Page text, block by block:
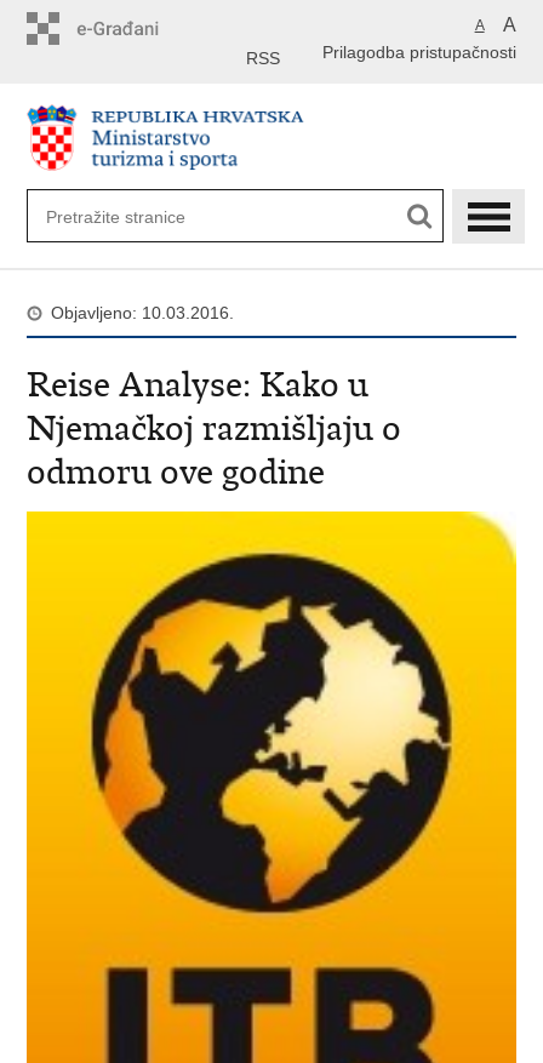
A A
Prilagodba pristupačnosti
RSS
Objavljeno: 10.03.2016.
Reise Analyse: Kako u
Njemačkoj razmišljaju o
odmoru ove godine